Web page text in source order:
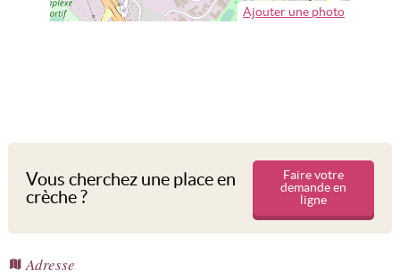
Ajouter une photo
Vous cherchez une place en
crèche ?
Faire votre
demande en
ligne
Adresse